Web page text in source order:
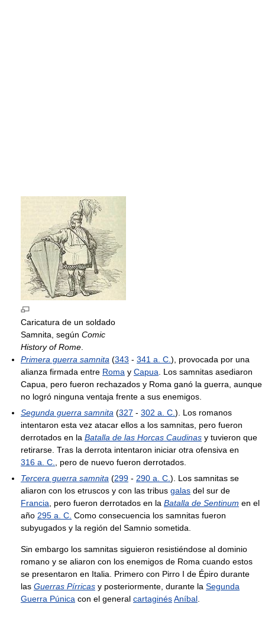
Caricatura de un soldado
Samnita, según Comic
History of Rome.
Primera guerra samnita (343 - 341 a. C.), provocada por una
alianza firmada entre Roma y Capua. Los samnitas asediaron
Capua, pero fueron rechazados y Roma ganó la guerra, aunque
no logró ninguna ventaja frente a sus enemigos.
Segunda guerra samnita (327 - 302 a. C.). Los romanos
intentaron esta vez atacar ellos a los samnitas, pero fueron
derrotados en la Batalla de las Horcas Caudinas y tuvieron que
retirarse. Tras la derrota intentaron iniciar otra ofensiva en
316 a. C., pero de nuevo fueron derrotados.
Tercera guerra samnita (299 - 290 a. C.). Los samnitas se
aliaron con los etruscos y con las tribus galas del sur de
Francia, pero fueron derrotados en la Batalla de Sentinum en el
año 295 a. C. Como consecuencia los samnitas fueron
subyugados y la región del Samnio sometida.
Sin embargo los samnitas siguieron resistiéndose al dominio
romano y se aliaron con los enemigos de Roma cuando estos
se presentaron en Italia. Primero con Pirro I de Épiro durante
las Guerras Pírricas y posteriormente, durante la Segunda
Guerra Púnica con el general cartaginésAníbal.